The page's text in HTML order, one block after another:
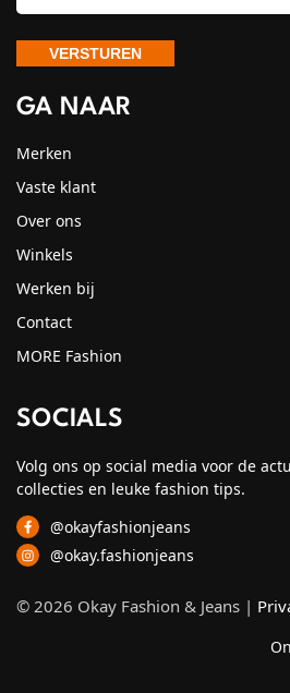
GA NAAR
Merken
Vaste klant
Over ons
Winkels
Werken bij
Contact
MORE Fashion
SOCIALS
Volg ons op social media voor de
collecties en leuke fashion tips.
@okayfashionjeans
@okay.fashionjeans
© 2026 Okay Fashion & Jeans |